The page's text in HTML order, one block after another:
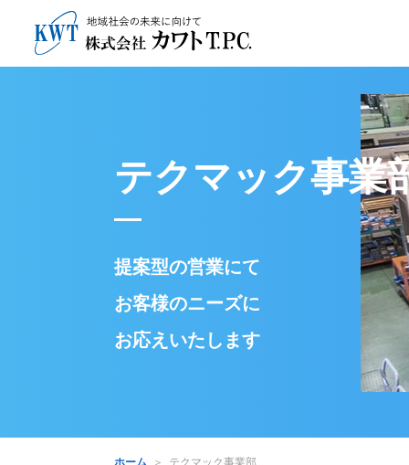
テクマック事業
提案型の営業にて
お客様のニーズに
お応えいたします
ホーム ＞ テクマック事業部